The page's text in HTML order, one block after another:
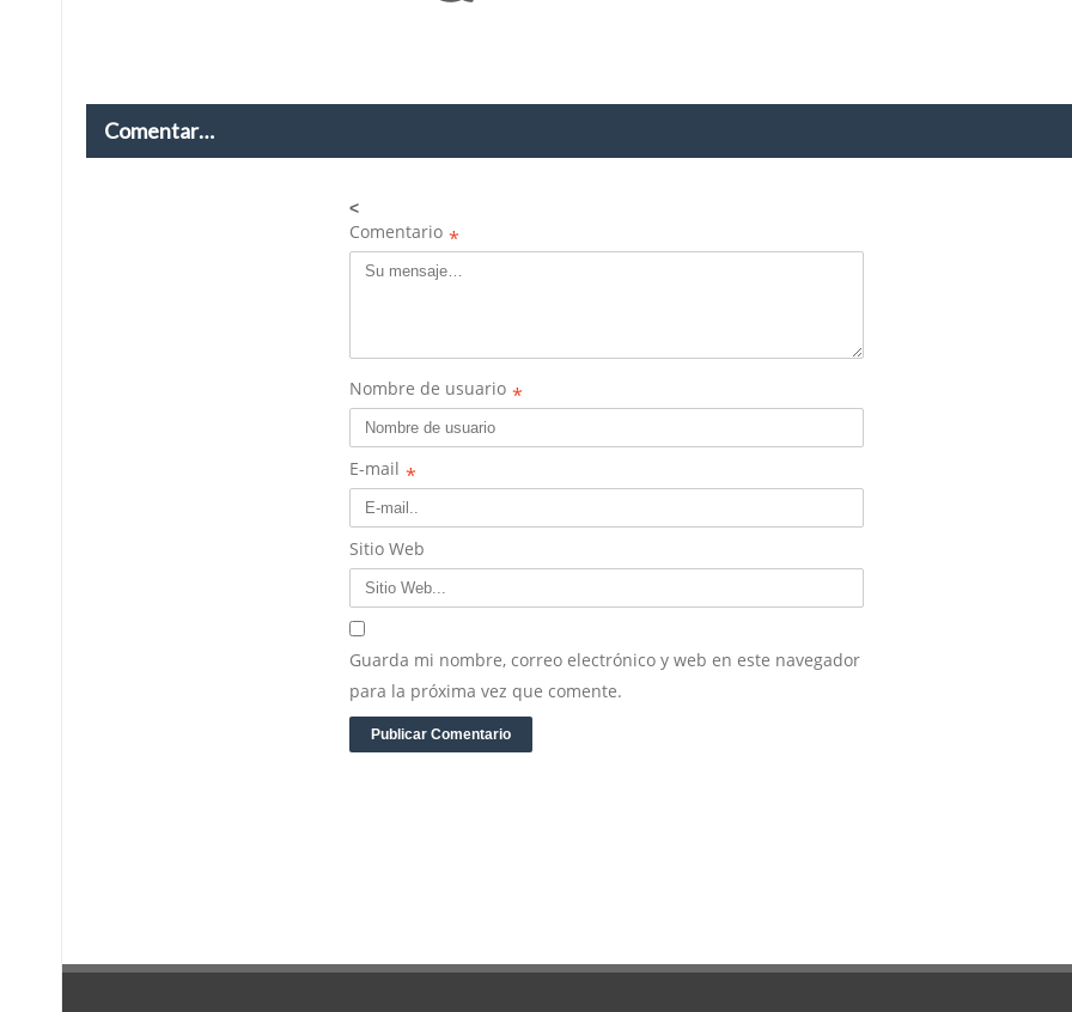
Comentar…
<
Comentario *
Nombre de usuario *
E-mail *
Sitio Web
Guarda mi nombre, correo electrónico y web en este navegador
para la próxima vez que comente.